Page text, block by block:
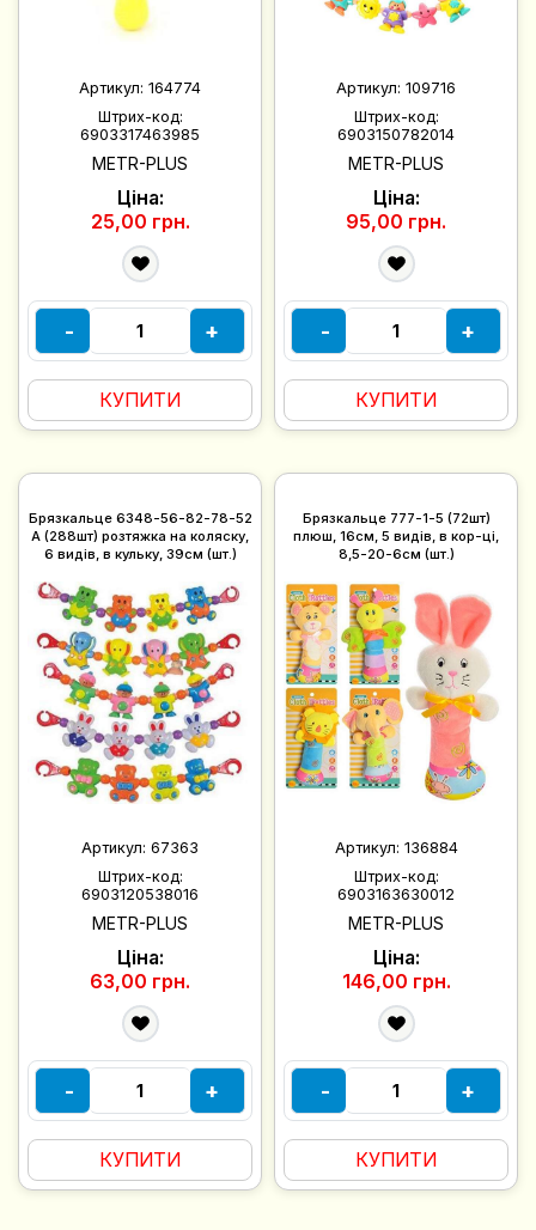
Артикул: 164774
Штрих-код:
6903317463985
METR-PLUS
Ціна:
25,00 грн.
- +
КУПИТИ
Артикул: 109716
Штрих-код:
6903150782014
METR-PLUS
Ціна:
95,00 грн.
- +
КУПИТИ
Брязкальце 6348-56-82-78-52
A (288шт) розтяжка на коляску,
6 видів, в кульку, 39см (шт.)
Артикул: 67363
Штрих-код:
6903120538016
METR-PLUS
Ціна:
63,00 грн.
- +
КУПИТИ
Брязкальце 777-1-5 (72шт)
плюш, 16см, 5 видів, в кор-ці,
8,5-20-6см (шт.)
Артикул: 136884
Штрих-код:
6903163630012
METR-PLUS
Ціна:
146,00 грн.
- +
КУПИТИ